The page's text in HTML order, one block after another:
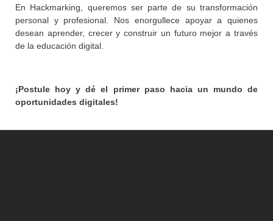
En Hackmarking, queremos ser parte de su transformación
personal y profesional. Nos enorgullece apoyar a quienes
desean aprender, crecer y construir un futuro mejor a través
de la educación digital.
¡Postule hoy y dé el primer paso hacia un mundo de
oportunidades digitales!